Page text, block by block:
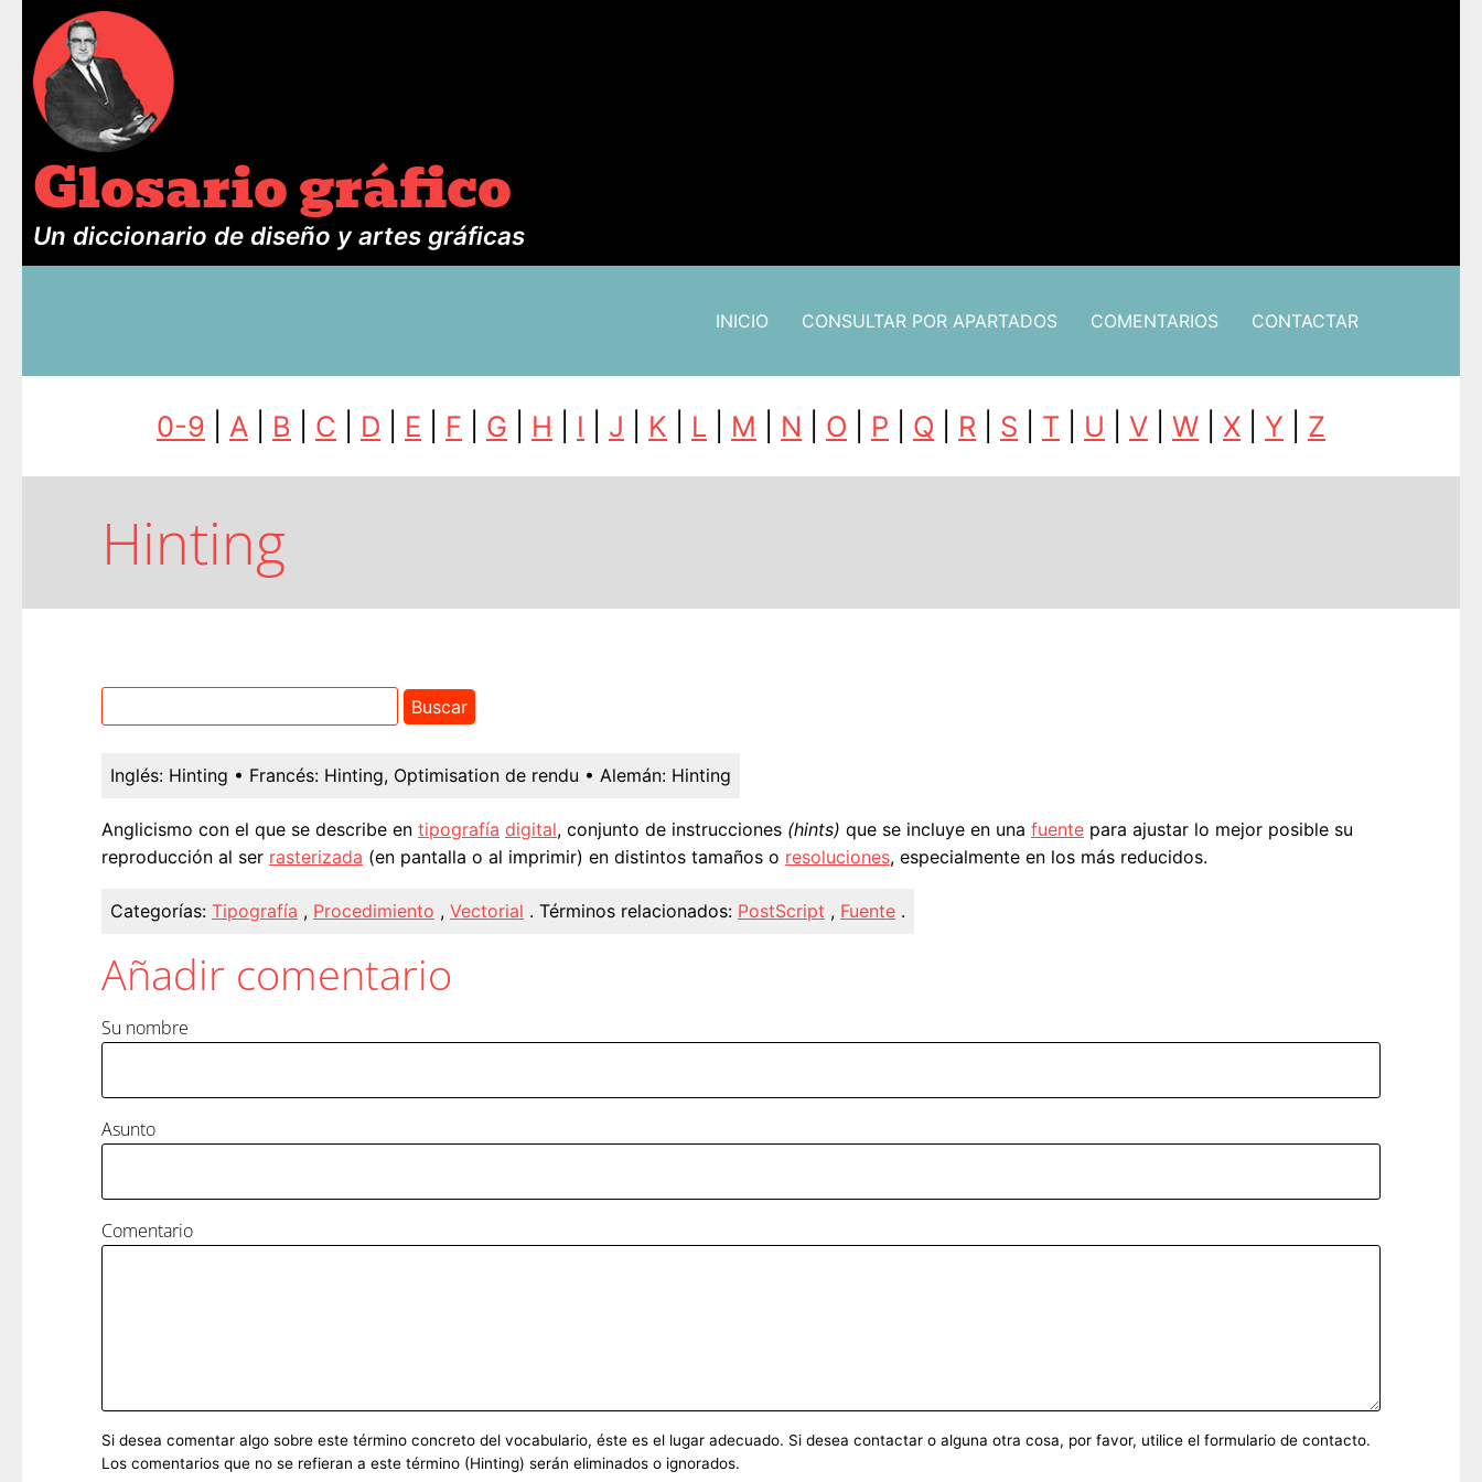
Glosario gráfico
Un diccionario de diseño y artes gráficas
INICIO CONSULTAR POR APARTADOS COMENTARIOS CONTACTAR
0-9 A B C D E F G H I J K L M N O P Q R S T U V W X Y Z
Hinting
Inglés: Hinting • Francés: Hinting, Optimisation de rendu • Alemán: Hinting
Anglicismo con el que se describe en tipografía digital, conjunto de instrucciones (hints) que se incluye en una fuente para ajustar lo mejor posible su
reproducción al ser rasterizada (en pantalla o al imprimir) en distintos tamaños o resoluciones, especialmente en los más reducidos.
Categorías: Tipografía , Procedimiento , Vectorial . Términos relacionados: PostScript , Fuente .
Añadir comentario
Su nombre
Asunto
Comentario
Si desea comentar algo sobre este término concreto del vocabulario, éste es el lugar adecuado. Si desea contactar o alguna otra cosa, por favor, utilice el formulario de contacto.
Los comentarios que no se refieran a este término (Hinting) serán eliminados o ignorados.